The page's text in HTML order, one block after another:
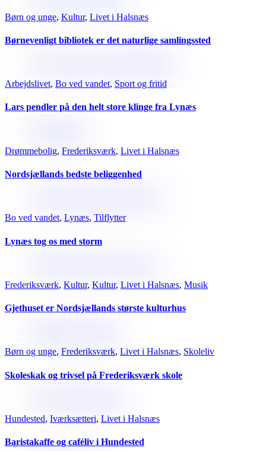
Børn og unge, Kultur, Livet i Halsnæs
Børnevenligt bibliotek er det naturlige samlingssted
Arbejdslivet, Bo ved vandet, Sport og fritid
Lars pendler på den helt store klinge fra Lynæs
Drømmebolig, Frederiksværk, Livet i Halsnæs
Nordsjællands bedste beliggenhed
Bo ved vandet, Lynæs, Tilflytter
Lynæs tog os med storm
Frederiksværk, Kultur, Kultur, Livet i Halsnæs, Musik
Gjethuset er Nordsjællands største kulturhus
Børn og unge, Frederiksværk, Livet i Halsnæs, Skoleliv
Skoleskak og trivsel på Frederiksværk skole
Hundested, Iværksætteri, Livet i Halsnæs
Baristakaffe og caféliv i Hundested